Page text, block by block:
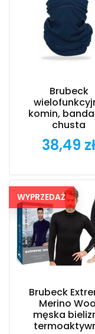
Brubeck
komin,
chusta
Cena
38,49 zł
Brubeck
Merino
męska
WYPRZEDAŻ